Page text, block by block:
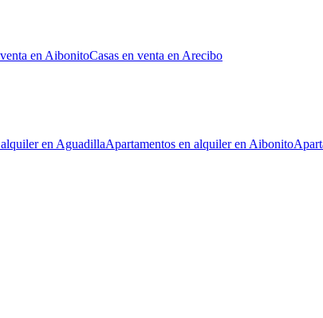
en AibonitoCasas en venta en Arecibo
en AguadillaApartamentos en alquiler en Aibonito